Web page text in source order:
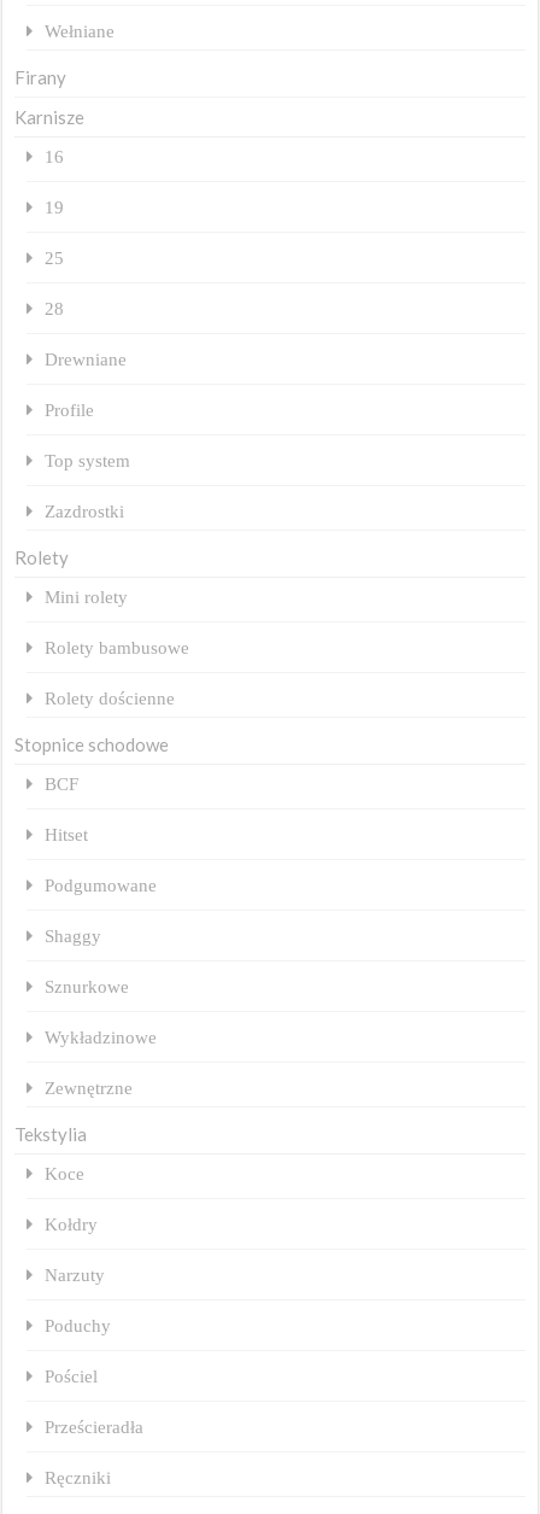
Wełniane
Firany
Karnisze
16
19
25
28
Drewniane
Profile
Top system
Zazdrostki
Rolety
Mini rolety
Rolety bambusowe
Rolety dościenne
Stopnice schodowe
BCF
Hitset
Podgumowane
Shaggy
Sznurkowe
Wykładzinowe
Zewnętrzne
Tekstylia
Koce
Kołdry
Narzuty
Poduchy
Pościel
Prześcieradła
Ręczniki